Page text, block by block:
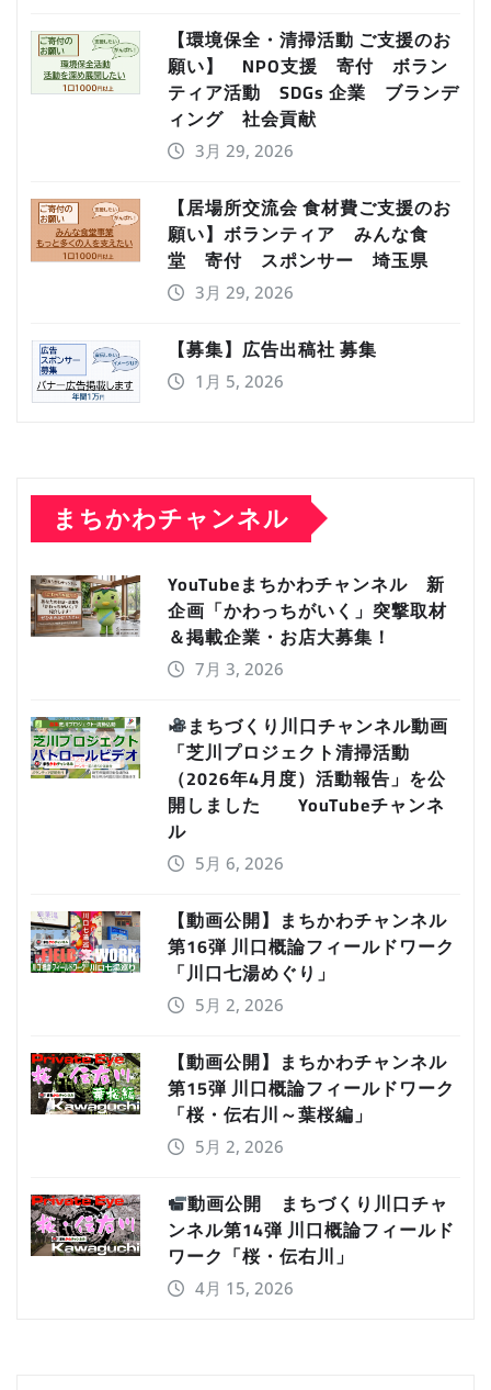
【環境保全・清掃活動 ご支援のお
願い】 NPO支援 寄付 ボラン
ティア活動 SDGs 企業 ブランデ
ィング 社会貢献
3月 29, 2026
【居場所交流会 食材費ご支援のお
願い】ボランティア みんな食
堂 寄付 スポンサー 埼玉県
3月 29, 2026
【募集】広告出稿社 募集
1月 5, 2026
まちかわチャンネル
YouTubeまちかわチャンネル 新
企画「かわっちがいく」突撃取材
＆掲載企業・お店大募集！
7月 3, 2026
まちづくり川口チャンネル動画
「芝川プロジェクト清掃活動
（2026年4月度）活動報告」を公
開しました YouTubeチャンネ
ル
5月 6, 2026
【動画公開】まちかわチャンネル
第16弾 川口概論フィールドワーク
「川口七湯めぐり」
5月 2, 2026
【動画公開】まちかわチャンネル
第15弾 川口概論フィールドワーク
「桜・伝右川～葉桜編」
5月 2, 2026
動画公開 まちづくり川口チャ
ンネル第14弾 川口概論フィールド
ワーク「桜・伝右川」
4月 15, 2026